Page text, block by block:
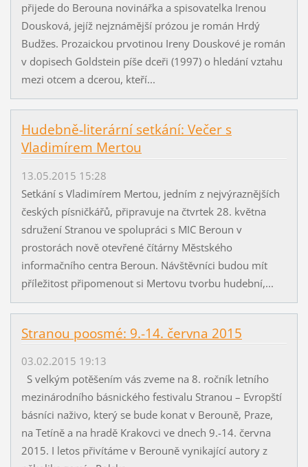
přijede do Berouna novinářka a spisovatelka Irenou
Dousková, jejíž nejznámější prózou je román Hrdý
Budžes. Prozaickou prvotinou Ireny Douskové je román
v dopisech Goldstein píše dceři (1997) o hledání vztahu
mezi otcem a dcerou, kteří...
Hudebně-literární setkání: Večer s
Vladimírem Mertou
13.05.2015 15:28
Setkání s Vladimírem Mertou, jedním z nejvýraznějších
českých písničkářů, připravuje na čtvrtek 28. května
sdružení Stranou ve spolupráci s MIC Beroun v
prostorách nově otevřené čítárny Městského
informačního centra Beroun. Návštěvníci budou mít
příležitost připomenout si Mertovu tvorbu hudební,...
Stranou poosmé: 9.-14. června 2015
03.02.2015 19:13
S velkým potěšením vás zveme na 8. ročník letního
mezinárodního básnického festivalu Stranou – Evropští
básníci naživo, který se bude konat v Berouně, Praze,
na Tetíně a na hradě Krakovci ve dnech 9.-14. června
2015. I letos přivítáme v Berouně vynikající autory z